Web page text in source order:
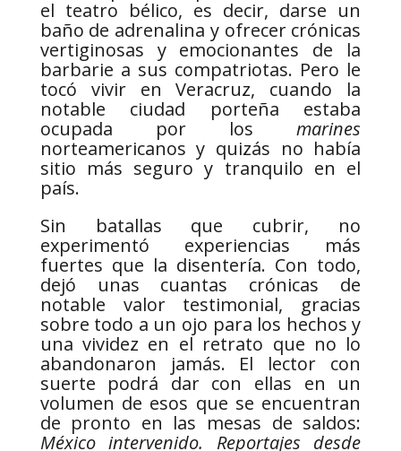
el teatro bélico, es decir, darse un
baño de adrenalina y ofrecer crónicas
vertiginosas y emocionantes de la
barbarie a sus compatriotas. Pero le
tocó vivir en Veracruz, cuando la
notable ciudad porteña estaba
ocupada por losmarines
norteamericanos y quizás no había
sitio más seguro y tranquilo en el
país.
Sin batallas que cubrir, no
experimentó experiencias más
fuertes que la disentería. Con todo,
dejó unas cuantas crónicas de
notable valor testimonial, gracias
sobre todo a un ojo para los hechos y
una vividez en el retrato que no lo
abandonaron jamás. El lector con
suerte podrá dar con ellas en un
volumen de esos que se encuentran
de pronto en las mesas de saldos:
México intervenido. Reportajes desde